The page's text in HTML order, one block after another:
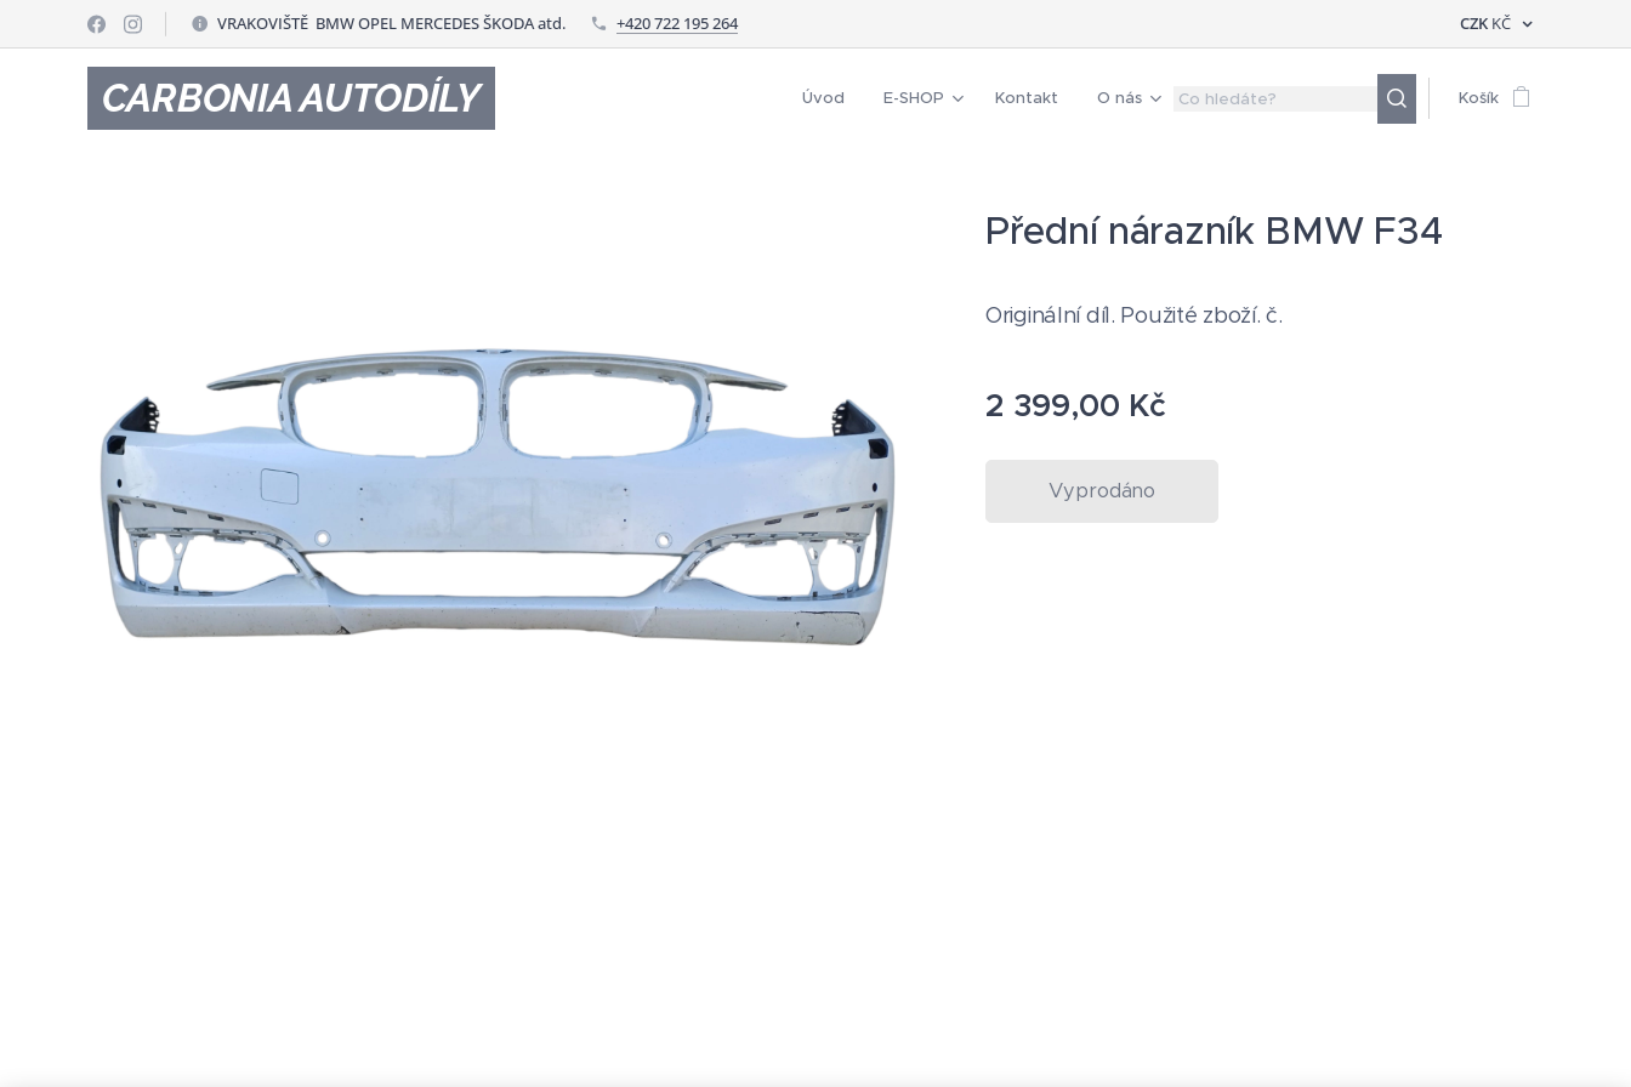
VRAKOVIŠTĚ BMW OPEL MERCEDES ŠKODA atd. +420 722 195 264 CZK KČ
CARBONIA AUTODÍLY Úvod E-SHOP Kontakt O nás Košík
Přední nárazník BMW F34
Originální díl. Použité zboží. č.
2 399,00 Kč
Vyprodáno